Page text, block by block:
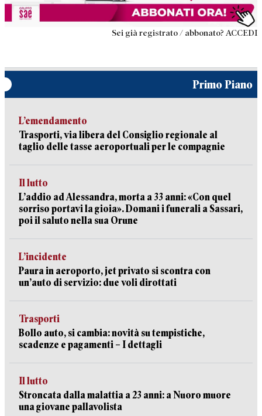
Sei già registrato / abbonato? ACCEDI
Primo Piano
L’emendamento
Trasporti, via libera del Consiglio regionale al
taglio delle tasse aeroportuali per le compagnie
Il lutto
L’addio ad Alessandra, morta a 33 anni: «Con quel
sorriso portavi la gioia». Domani i funerali a Sassari,
poi il saluto nella sua Orune
L’incidente
Paura in aeroporto, jet privato si scontra con
un’auto di servizio: due voli dirottati
Trasporti
Bollo auto, si cambia: novità su tempistiche,
scadenze e pagamenti – I dettagli
Il lutto
Stroncata dalla malattia a 23 anni: a Nuoro muore
una giovane pallavolista